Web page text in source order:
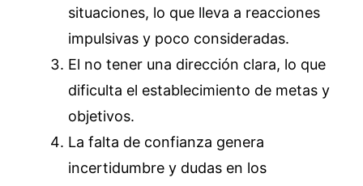
situaciones, lo que lleva a reacciones
impulsivas y poco consideradas.
El no tener una dirección clara, lo que
dificulta el establecimiento de metas y
objetivos.
La falta de confianza genera
incertidumbre y dudas en los